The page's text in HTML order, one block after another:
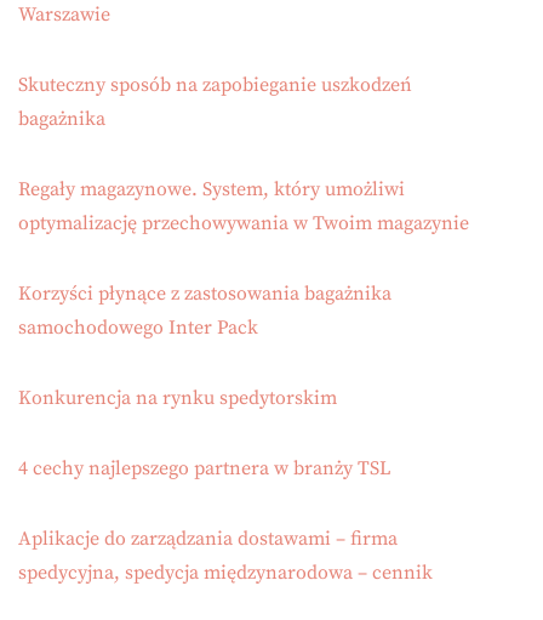
Warszawie
Skuteczny sposób na zapobieganie uszkodzeń
bagażnika
Regały magazynowe. System, który umożliwi
optymalizację przechowywania w Twoim magazynie
Korzyści płynące z zastosowania bagażnika
samochodowego Inter Pack
Konkurencja na rynku spedytorskim
4 cechy najlepszego partnera w branży TSL
Aplikacje do zarządzania dostawami – firma
spedycyjna, spedycja międzynarodowa – cennik